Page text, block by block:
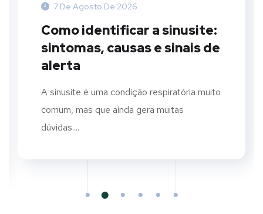
7 De Agosto De 2026
Como identificar a sinusite:
sintomas, causas e sinais de
alerta
A sinusite é uma condição respiratória muito
comum, mas que ainda gera muitas
dúvidas....